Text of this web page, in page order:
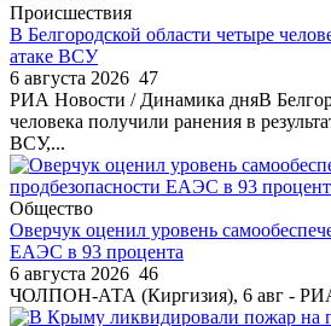
Происшествия
В Белгородской области четыре
атаке ВСУ
6 августа 2026 47
РИА Новости / Динамика дняВ
человека получили ранения в
ВСУ,...
Общество
Оверчук оценил уровень
ЕАЭС в 93 процента
6 августа 2026 46
ЧОЛПОН-АТА (Киргизия), 6 авг -